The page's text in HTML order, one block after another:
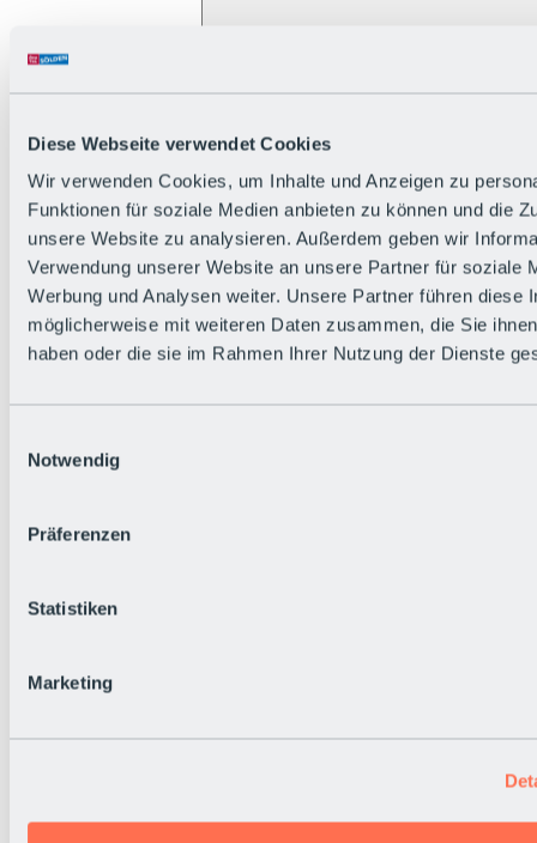
Diese Webseite verwendet Cookies
Wir verwenden Cookies, um Inhalte und Anzeigen zu
Funktionen für soziale Medien anbieten zu können und die
unsere Website zu analysieren. Außerdem geben wir
Verwendung unserer Website an unsere Partner für soziale
Werbung und Analysen weiter. Unsere Partner führen diese
möglicherweise mit weiteren Daten zusammen, die Sie
haben oder die sie im Rahmen Ihrer Nutzung der Dienste
Notwendig
Präferenzen
Statistiken
Marketing
Alle Live-Infos
Wetter
Hüttenstatus
Livecams
Urlaubsregion